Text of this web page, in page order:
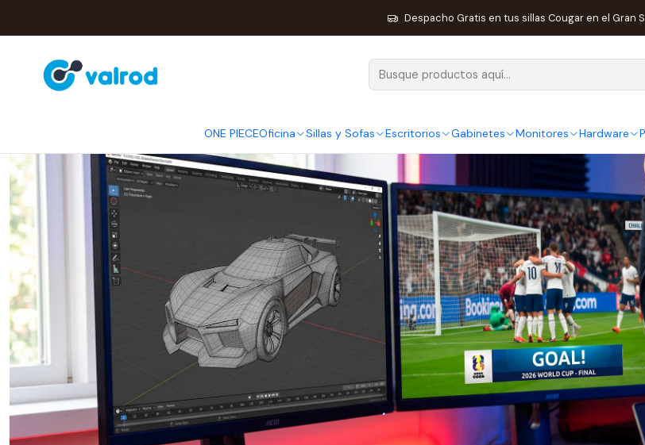
ONE PIECEOficina Sillas y Sofas Escritorios Gabinetes Monitores Hardware
Despacho Gratis en tus sillas Cougar en el Gran
Trabaja desde casa sin perderte la Copa Mundial de la FIFA 2026: el